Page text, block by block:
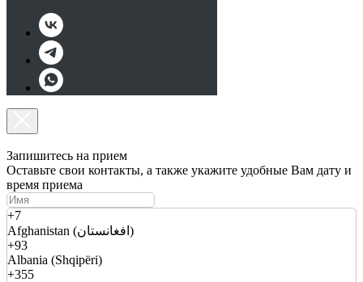
Запишитесь на прием
Оставьте свои контакты, а также укажите удобные Вам дату и
время приема
+7
Afghanistan (افغانستان)
+93
Albania (Shqipëri)
+355